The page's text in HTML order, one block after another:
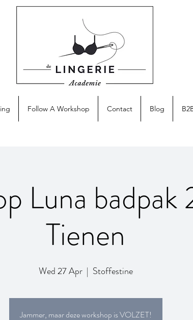
Follow A Workshop Contact Blog
Luna
Tienen
Wed 27 Apr
  |
Stoffestine
Jammer, maar deze workshop is VOLZET!